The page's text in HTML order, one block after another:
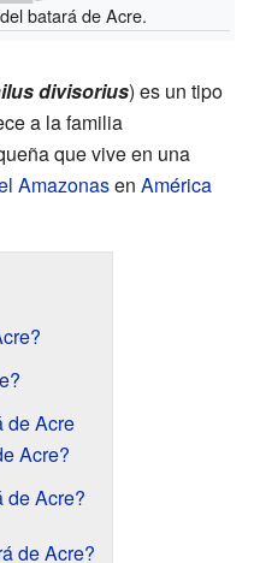
batará de Acre.
divisorius) es un tipo
a la familia
que vive en una
Amazonasen América
de Acre
Acre?
de Acre?
de Acre?